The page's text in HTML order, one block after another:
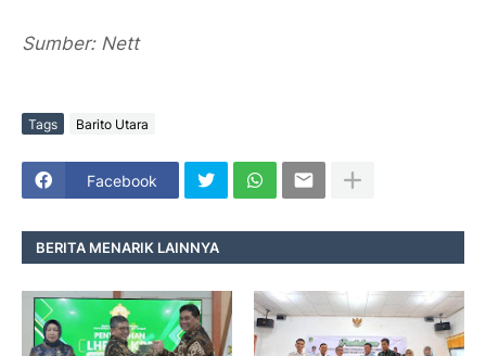
Sumber: Nett
Tags Barito Utara
Facebook
BERITA MENARIK LAINNYA